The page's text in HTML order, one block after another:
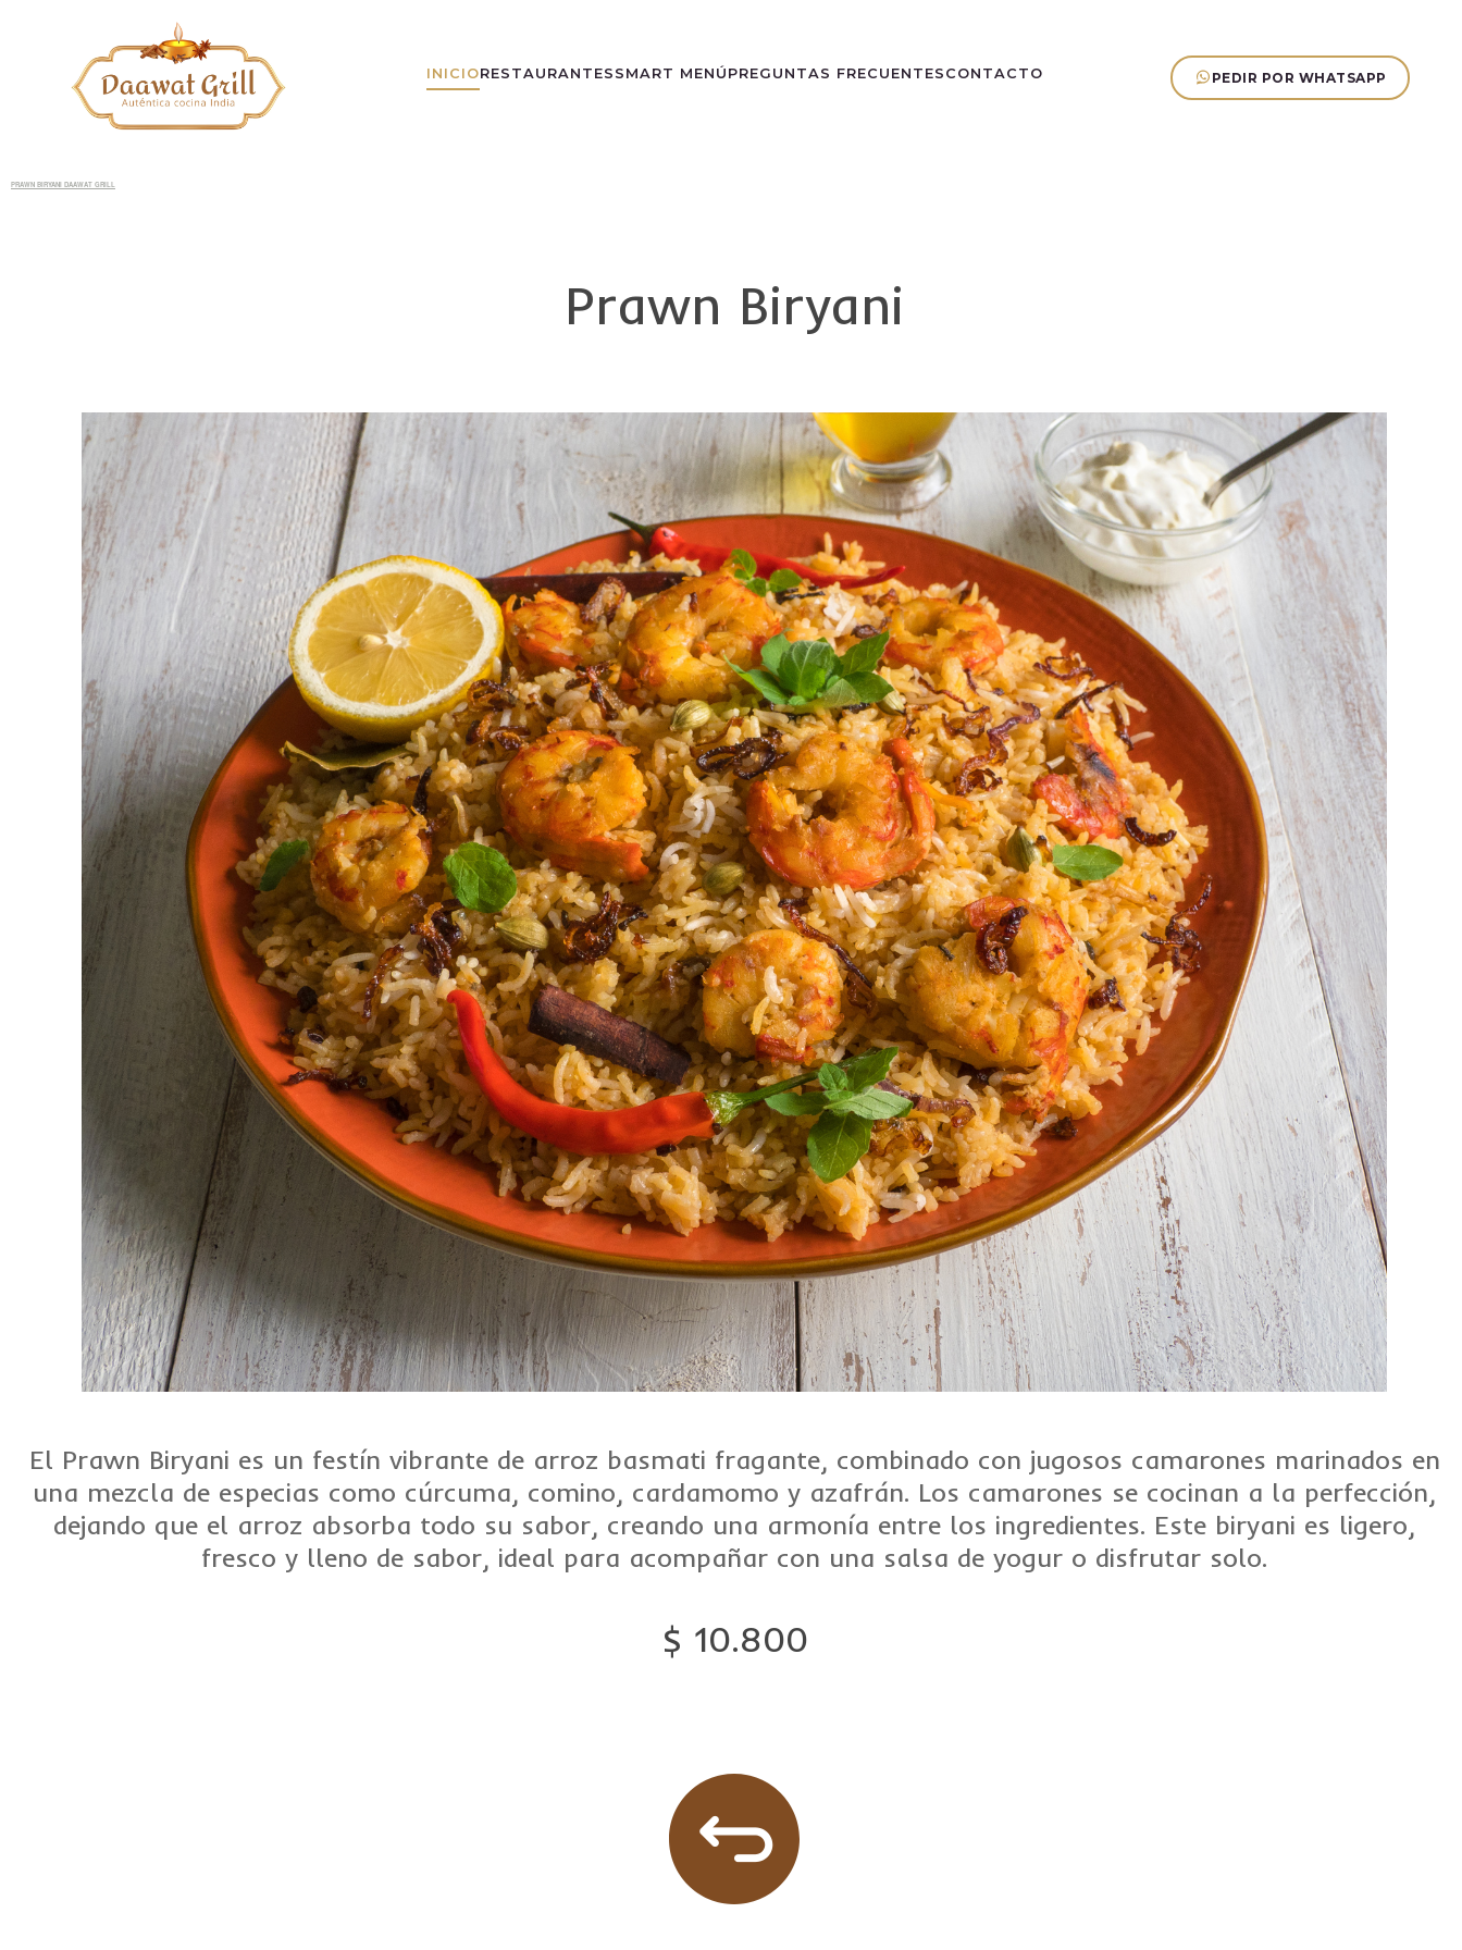
INICIORESTAURANTES SMART MENÚ PREGUNTAS FRECUENTES CONTACTO PEDIR POR WHATSAPP
PRAWN BIRYANI DAAWAT GRILL
Prawn Biryani
El Prawn Biryani es un festín vibrante de arroz basmati fragante, combinado con jugosos camarones marinados en
una mezcla de especias como cúrcuma, comino, cardamomo y azafrán. Los camarones se cocinan a la perfección,
dejando que el arroz absorba todo su sabor, creando una armonía entre los ingredientes. Este biryani es ligero,
fresco y lleno de sabor, ideal para acompañar con una salsa de yogur o disfrutar solo.
$ 10.800